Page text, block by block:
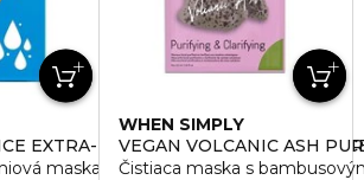
EXTRA-HYDRATING PREMIUM BIO-
maska
WHEN SIMPLY
VEGAN VOLCANIC ASH
Čistiaca maska s